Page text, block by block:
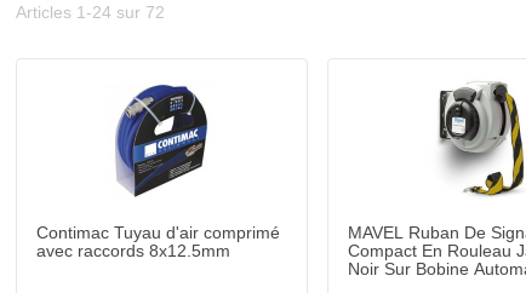
Articles 1 -24 sur 72
Expédié aujourd'hui
Ajouter au panier
Contimac Tuyau d'air comprimé
avec raccords 8x12.5mm
MAVEL Ruban De
Compact En Rouleau
Noir Sur Bobine